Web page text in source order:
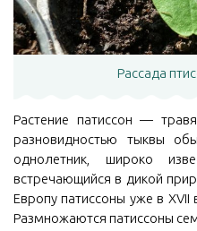
Рассада
Растение патиссон —
разновидностью тыквы
однолетник, широко
встречающийся в дикой
Европу патиссоны уже в
Размножаются патиссоны